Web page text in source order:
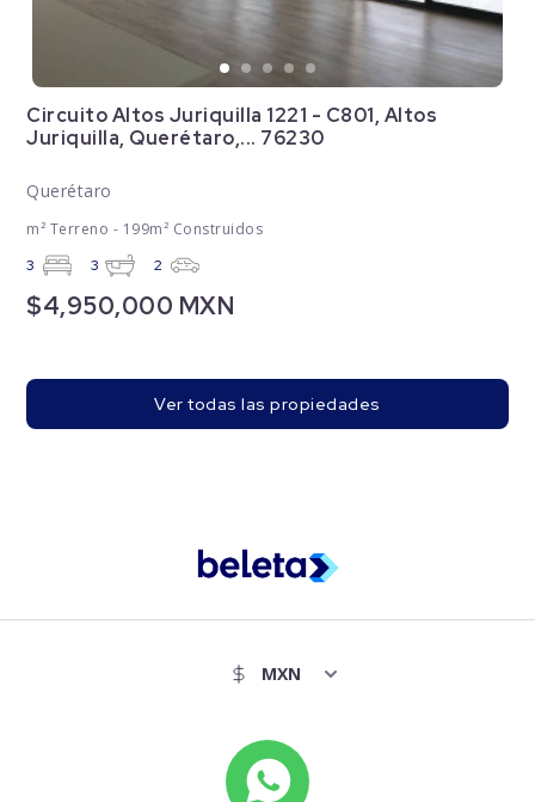
Circuito Altos Juriquilla 1221 - C801, Altos
Juriquilla, Querétaro,... 76230
Querétaro
m² Terreno - 199m² Construidos
3 3 2
$4,950,000 MXN
Ver todas las propiedades